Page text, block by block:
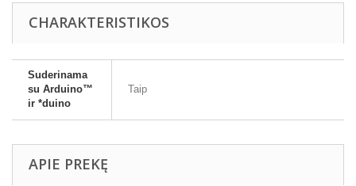
CHARAKTERISTIKOS
Suderinama
su Arduino™
ir *duino
Taip
APIE PREKĘ